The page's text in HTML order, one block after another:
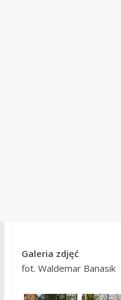
Galeria zdjęć
fot. Waldemar Banasik